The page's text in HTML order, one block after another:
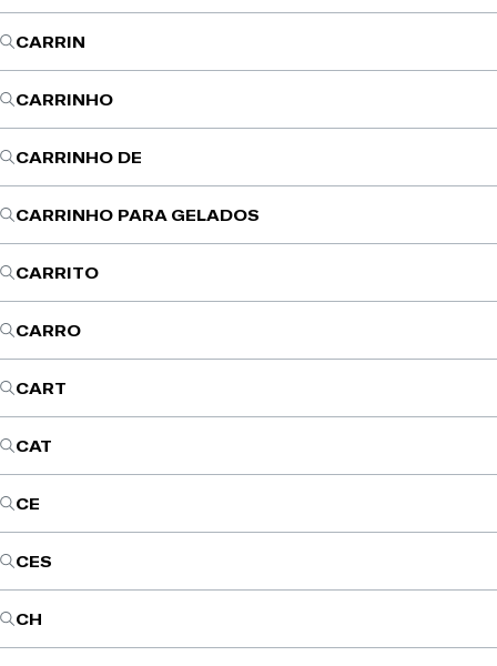
CARRIN
CARRINHO
CARRINHO DE
CARRINHO PARA GELADOS
CARRITO
CARRO
CART
CAT
CE
CES
CH